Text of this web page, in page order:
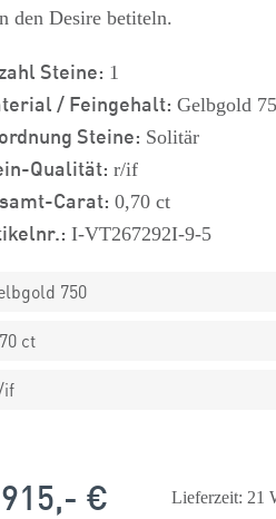
den Desire betiteln.
Steine: 1
/ Feingehalt: Gelbgold
Steine: Solitär
Qualität: r/if
Carat: 0,70 ct
I-VT267292I-9-5
750
ct
if
Lieferzeit: 21
€